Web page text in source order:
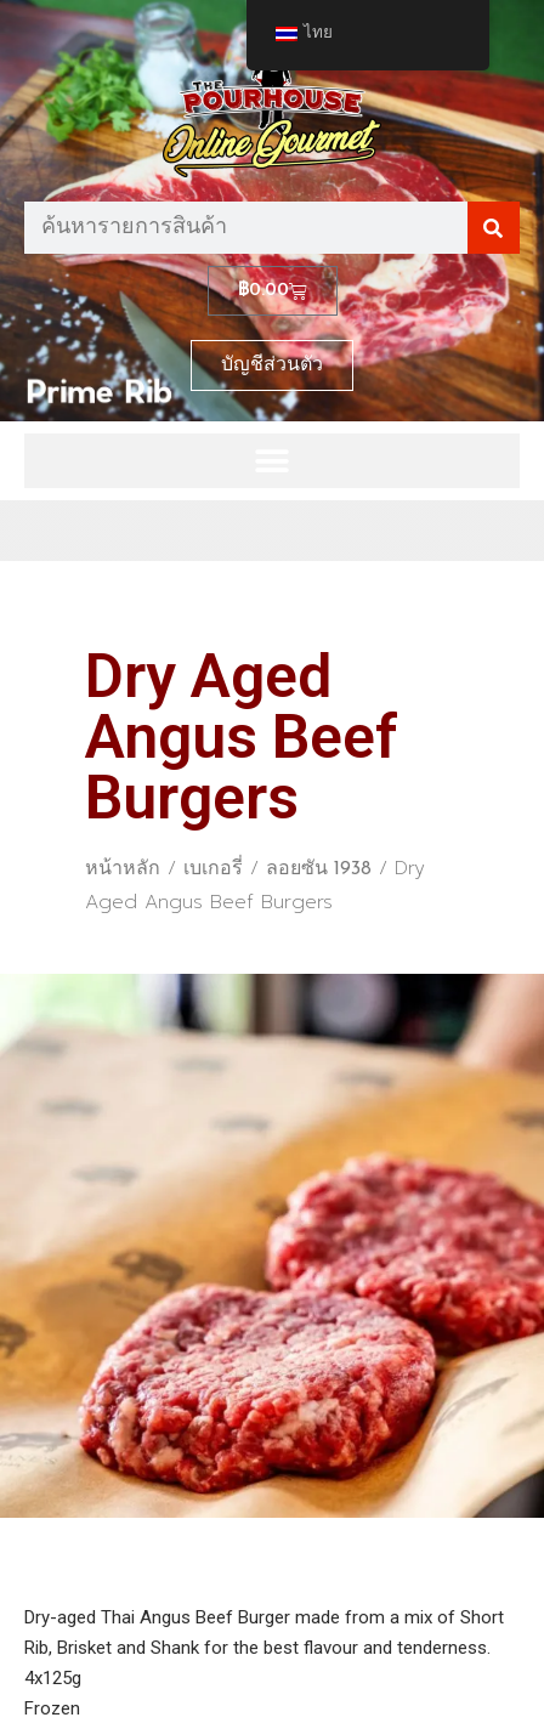
฿0.00
บัญชีส่วนตัว
Dry Aged
Angus Beef
Burgers
หน้าหลัก / เบเกอรี่ / ลอยซัน 1938 / Dry
Aged Angus Beef Burgers
Dry-aged Thai Angus Beef Burger made from a mix of Short
Rib, Brisket and Shank for the best flavour and tenderness.
4x125g
Frozen
ไทย